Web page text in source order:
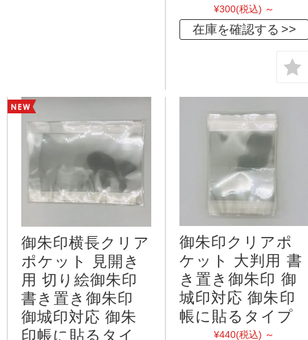
¥300(税込) ～
在庫を確認する
御朱印横長クリア
ポケット 見開き
用 切り絵御朱印
書き置き御朱印
御城印対応 御朱
印帳に貼るタイ
御朱印クリアポ
ケット 大判用 書
き置き御朱印 御
城印対応 御朱印
帳に貼るタイプ
¥440(税込) ～